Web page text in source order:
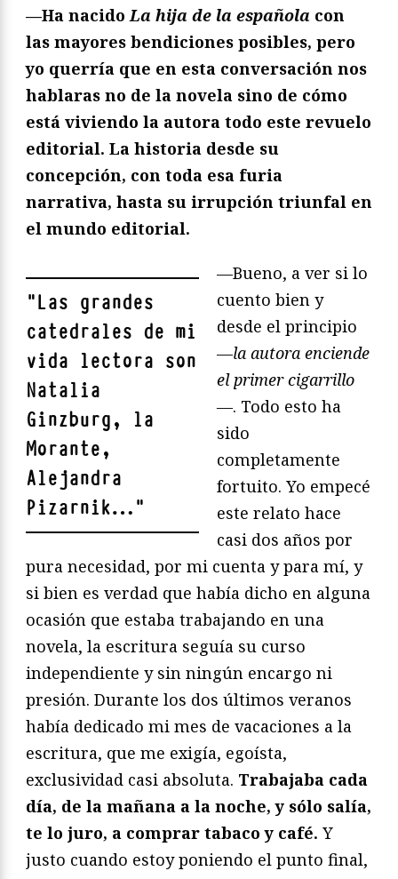
—Ha nacidoLa hija de la española con
las mayores bendiciones posibles, pero
yo querría que en esta conversación nos
hablaras no de la novela sino de cómo
está viviendo la autora todo este revuelo
editorial. La historia desde su
concepción, con toda esa furia
narrativa, hasta su irrupción triunfal en
el mundo editorial.
"Las grandes
catedrales de mi
vida lectora son
Natalia
Ginzburg, la
Morante,
Alejandra
Pizarnik…"
—Bueno, a ver si lo
cuento bien y
desde el principio
—la autora enciende
el primer cigarrillo
—. Todo esto ha
sido
completamente
fortuito. Yo empecé
este relato hace
casi dos años por
pura necesidad, por mi cuenta y para mí, y
si bien es verdad que había dicho en alguna
ocasión que estaba trabajando en una
novela, la escritura seguía su curso
independiente y sin ningún encargo ni
presión. Durante los dos últimos veranos
había dedicado mi mes de vacaciones a la
escritura, que me exigía, egoísta,
exclusividad casi absoluta. Trabajaba cada
día, de la mañana a la noche, y sólo salía,
te lo juro, a comprar tabaco y café. Y
justo cuando estoy poniendo el punto final,